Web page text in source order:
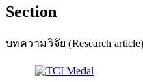
Section
บทความวิจัย (Research article)